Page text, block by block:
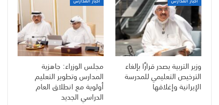
وزير التربية يصدر قرارًا بإلغاء
الترخيص التعليمي للمدرسة
الإيرانية وإغلاقها
مجلس الوزراء: جاهزية
المدارس وتطوير التعليم
أولوية مع انطلاق العام
الدراسي الجديد